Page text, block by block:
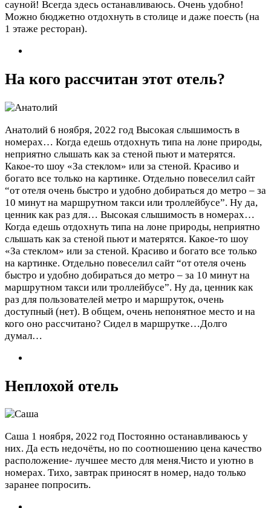
сауной! Всегда здесь останавливаюсь. Очень удобно!
Можно бюджетно отдохнуть в столице и даже поесть (на
1 этаже ресторан).
На кого рассчитан этот отель?
Анатолий 6 ноября, 2022 год Высокая слышимость в
номерах… Когда едешь отдохнуть типа на лоне природы,
неприятно слышать как за стеной пьют и матерятся.
Какое-то шоу «За стеклом» или за стеной. Красиво и
богато все только на картинке. Отдельно повеселил сайт
“от отеля очень быстро и удобно добираться до метро – за
10 минут на маршрутном такси или троллейбусе”. Ну да,
ценник как раз для… Высокая слышимость в номерах…
Когда едешь отдохнуть типа на лоне природы, неприятно
слышать как за стеной пьют и матерятся. Какое-то шоу
«За стеклом» или за стеной. Красиво и богато все только
на картинке. Отдельно повеселил сайт “от отеля очень
быстро и удобно добираться до метро – за 10 минут на
маршрутном такси или троллейбусе”. Ну да, ценник как
раз для пользователей метро и маршруток, очень
доступный (нет). В общем, очень непонятное место и на
кого оно рассчитано? Сидел в маршрутке…Долго
думал…
Неплохой отель
Саша 1 ноября, 2022 год Постоянно останавливаюсь у
них. Да есть недочёты, но по соотношению цена качество
расположение- лучшее место для меня.Чисто и уютно в
номерах. Тихо, завтрак приносят в номер, надо только
заранее попросить.